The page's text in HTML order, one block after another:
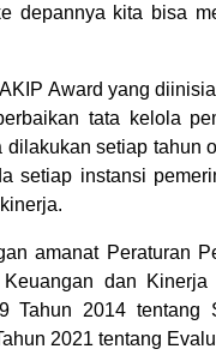
depannya kita bisa
Award yang
tata kelola
dilakukan setiap tahun
setiap instansi
amanat Peraturan
dan Kinerja
Tahun 2014 tentang
2021 tentang